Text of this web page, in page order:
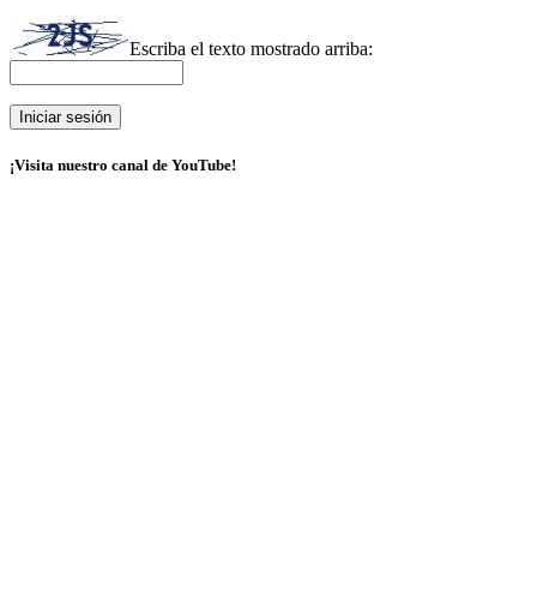
Escriba el texto mostrado arriba:
¡Visita nuestro canal de YouTube!